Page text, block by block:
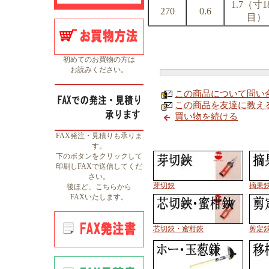
初めてのお買物の方は
お読みください。
FAX発注・見積りも承りま
す。
下のボタンをクリックして
印刷しFAXで送信してくだ
さい。
後ほど、こちらから
FAXいたします。
270 0.6
1.7（寸
目）
この商品について問い
この商品を友達に教え
買い物を続ける
芽切鋏 摘果
芯切鋏・蜜柑鋏 剪定